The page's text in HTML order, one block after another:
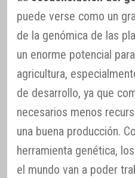
puede verse como un
de la genómica de las
un enorme potencial
agricultura,
de desarrollo, ya que
necesarios menos
una buena producción.
herramienta genética,
el mundo van a poder